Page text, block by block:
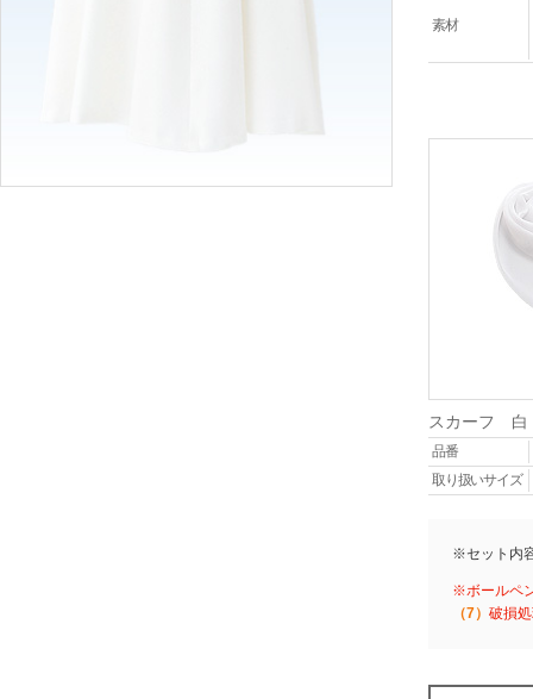
素材
スカーフ 白
品番
取り扱いサイズ
※セット内
※ボールペ
（7） 破損